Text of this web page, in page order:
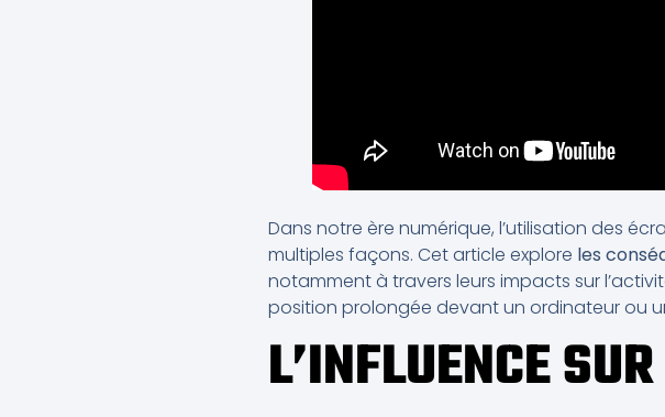
Dans notre ère numérique, l’utilisation des
multiples façons. Cet article explore les
notamment à travers leurs impacts sur
position prolongée devant un ordinateur ou
L’INFLUENCE